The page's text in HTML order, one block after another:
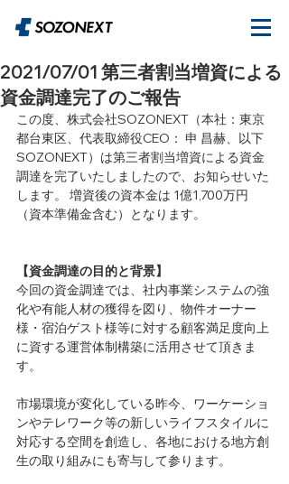
2021/07/01 第三者割当増資による
資金調達完了のご報告
この度、株式会社SOZONEXT（本社：東京
都台東区、代表取締役CEO： 申 昌赫、以下
SOZONEXT）は第三者割当増資による資金
調達を完了いたしましたので、お知らせいた
します。 増資後の資本金は 1億1,700万円
（資本準備金含む）となります。
【資金調達の目的と背景】
今回の資金調達では、社内事業システムの強
化や有能人材の獲得を図り、物件オーナー
様・宿泊ゲスト様等に対する顧客満足度向上
に資する運営体制構築に活用させて頂きま
す。
市場環境が変化している昨今、ワーケーショ
ンやテレワーク等の新しいライフスタイルに
対応する空間を創造し、各地における地方創
生の取り組みにも寄与して参ります。